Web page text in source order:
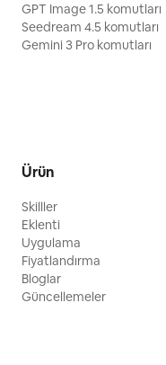
GPT Image 1.5 komutları
Seedream 4.5 komutları
Gemini 3 Pro komutları
Ürün
Skilller
Eklenti
Uygulama
Fiyatlandırma
Bloglar
Güncellemeler